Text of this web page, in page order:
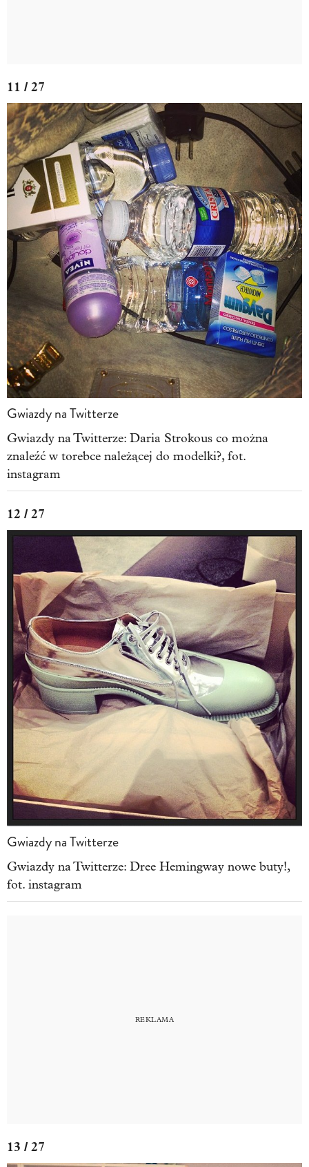
11 / 27
Gwiazdy na Twitterze
Gwiazdy na Twitterze: Daria Strokous co można
znaleźć w torebce należącej do modelki?, fot.
instagram
12 / 27
Gwiazdy na Twitterze
Gwiazdy na Twitterze: Dree Hemingway nowe buty!,
fot. instagram
13 / 27